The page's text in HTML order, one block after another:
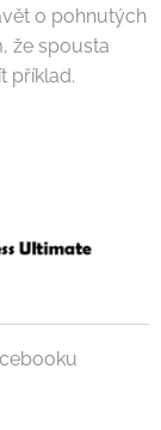
o pohnutých
že spousta
příklad.